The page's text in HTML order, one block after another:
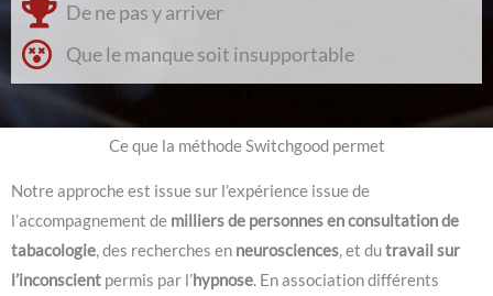
De ne pas y arriver
Que le manque soit insupportable
Ce que la méthode Switchgood permet
Notre approche est issue sur l’expérience issue de
l’accompagnement de milliers de personnes en consultation de
tabacologie, des recherches en neurosciences, et dutravail sur
l’inconscient permis par l’hypnose. En association différents